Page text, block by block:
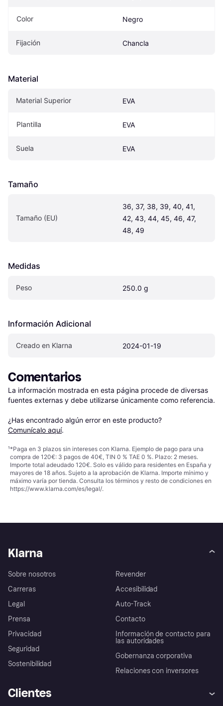
Color Negro
Fijación Chancla
Material
Material Superior EVA
Plantilla EVA
Suela EVA
Tamaño
Tamaño (EU)
36, 37, 38, 39, 40, 41,
42, 43, 44, 45, 46, 47,
48, 49
Medidas
Peso 250.0 g
Información Adicional
Creado en Klarna 2024-01-19
Comentarios
La información mostrada en esta página procede de diversas
fuentes externas y debe utilizarse únicamente como referencia.
¿Has encontrado algún error en este producto?
Comunícalo aquí.
¹*Paga en 3 plazos sin intereses con Klarna. Ejemplo de pago para una
compra de 120€: 3 pagos de 40€, TIN 0 % TAE 0 %. Plazo: 2 meses.
Importe total adeudado 120€. Solo es válido para residentes en España y
mayores de 18 años. Sujeto a la aprobación de Klarna. Importe mínimo y
máximo varía por tienda. Consulta los términos y resto de condiciones en
https://www.klarna.com/es/legal/.
Klarna
Sobre nosotros
Carreras
Legal
Prensa
Privacidad
Seguridad
Sostenibilidad
Revender
Accesibilidad
Auto-Track
Contacto
Información de contacto para
las autoridades
Gobernanza corporativa
Relaciones con inversores
Clientes